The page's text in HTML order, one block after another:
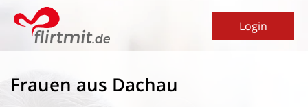
Login
Frauen aus Dachau